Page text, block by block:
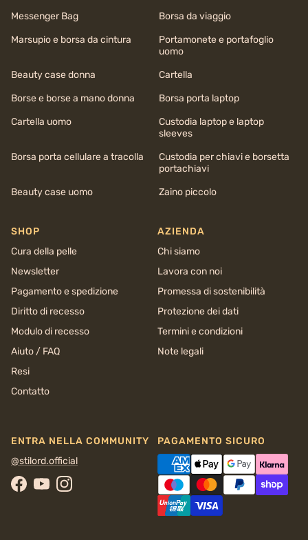
Messenger Bag
Borsa da viaggio
Marsupio e borsa da cintura
Portamonete e portafoglio
uomo
Beauty case donna
Cartella
Borse e borse a mano donna
Borsa porta laptop
Cartella uomo
Custodia laptop e laptop
sleeves
Borsa porta cellulare a tracolla
Custodia per chiavi e borsetta
portachiavi
Beauty case uomo
Zaino piccolo
SHOP
Cura della pelle
Newsletter
Pagamento e spedizione
Diritto di recesso
Modulo di recesso
Aiuto / FAQ
Resi
Contatto
AZIENDA
Chi siamo
Lavora con noi
Promessa di sostenibilità
Protezione dei dati
Termini e condizioni
Note legali
ENTRA NELLA COMMUNITY
@stilord.official
Facebook
YouTubeInstagram
PAGAMENTO SICURO